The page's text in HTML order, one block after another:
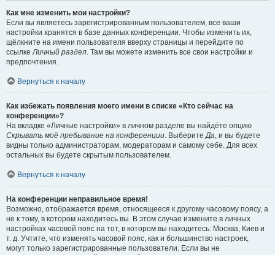
Как мне изменить мои настройки?
Если вы являетесь зарегистрированным пользователем, все ваши
настройки хранятся в базе данных конференции. Чтобы изменить их,
щёлкните на имени пользователя вверху страницы и перейдите по
ссылкеЛичный раздел. Там вы можете изменить все свои настройки и
предпочтения.
Вернуться к началу
Как избежать появления моего имени в списке «Кто сейчас на
конференции»?
На вкладке «Личные настройки» в личном разделе вы найдёте опцию
Скрывать моё пребывание на конференции. ВыберитеДа, и вы будете
видны только администраторам, модераторам и самому себе. Для всех
остальных вы будете скрытым пользователем.
Вернуться к началу
На конференции неправильное время!
Возможно, отображается время, относящееся к другому часовому поясу, а
не к тому, в котором находитесь вы. В этом случае измените в личных
настройках часовой пояс на тот, в котором вы находитесь: Москва, Киев и
т. д. Учтите, что изменять часовой пояс, как и большинство настроек,
могут только зарегистрированные пользователи. Если вы не